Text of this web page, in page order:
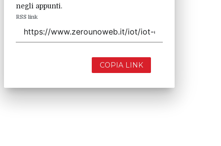
negli appunti.
RSS link
COPIA LINK